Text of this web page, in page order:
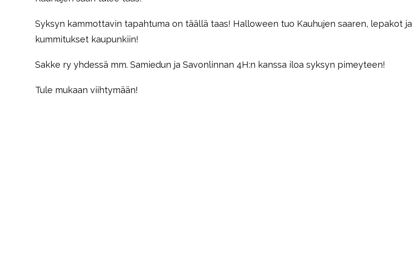
Syksyn kammottavin tapahtuma on täällä taas! Halloween tuo Kauhujen saaren, lepakot ja
kummitukset kaupunkiin!
Sakke ry yhdessä mm. Samiedun ja Savonlinnan 4H:n kanssa iloa syksyn pimeyteen!
Tule mukaan viihtymään!